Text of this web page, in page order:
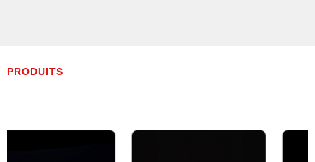
PRODUITS